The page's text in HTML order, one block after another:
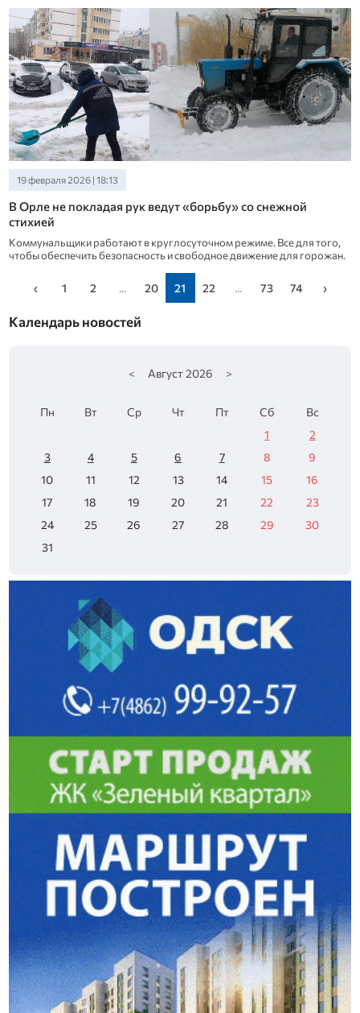
19 февраля 2026 | 18:13
В Орле не покладая рук ведут «борьбу» со снежной
стихией
Коммунальщики работают в круглосуточном режиме. Все для того,
чтобы обеспечить безопасность и свободное движение для горожан.
‹ 1 2 ... 20 21 22 ... 73 74 ›
Календарь новостей
< Август 2026 >
Пн Вт Ср Чт Пт Сб
Вс
1
2
3
4 5 6 7 8
9
10
11 12 13 14 15
16
17
18 19 20 21 22
23
24
25 26 27 28 29
30
31